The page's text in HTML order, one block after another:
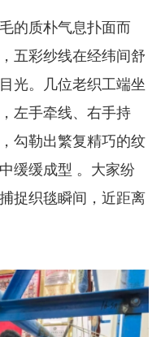
的质朴气息扑面而
五彩纱线在经纬间舒
光。几位老织工端坐
左手牵线、右手持
勾勒出繁复精巧的纹
缓缓成型 。大家纷
捉织毯瞬间，近距离